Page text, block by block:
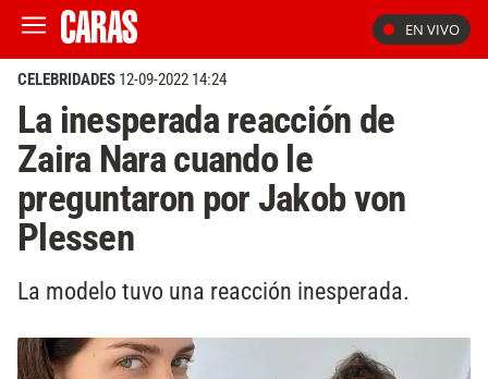
EN VIVO
CELEBRIDADES 12-09-2022 14:24
La inesperada reacción de
Zaira Nara cuando le
preguntaron por Jakob von
Plessen
La modelo tuvo una reacción inesperada.